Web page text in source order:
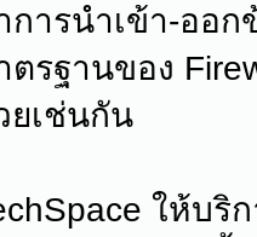
การนำเข้า-ออ
ตรฐานของ
ยเช่นกัน
ให้บริ